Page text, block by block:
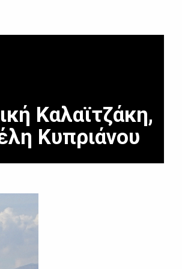
Καλαϊτζάκη,
Κυπριάνου